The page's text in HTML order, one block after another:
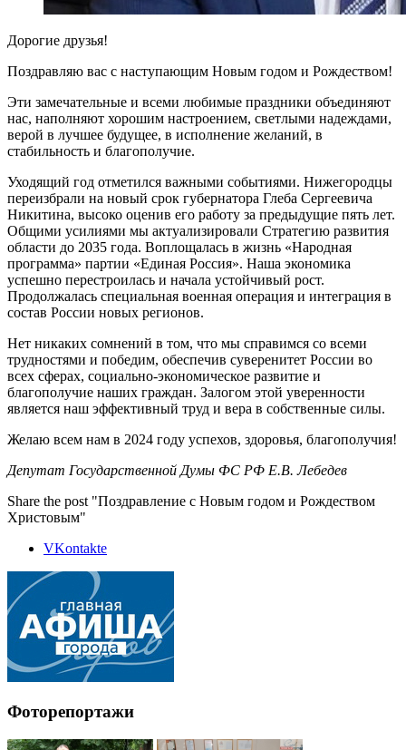
Дорогие друзья!
Поздравляю вас с наступающим Новым годом и Рождеством!
Эти замечательные и всеми любимые праздники объединяют
нас, наполняют хорошим настроением, светлыми надеждами,
верой в лучшее будущее, в исполнение желаний, в
стабильность и благополучие.
Уходящий год отметился важными событиями. Нижегородцы
переизбрали на новый срок губернатора Глеба Сергеевича
Никитина, высоко оценив его работу за предыдущие пять лет.
Общими усилиями мы актуализировали Стратегию развития
области до 2035 года. Воплощалась в жизнь «Народная
программа» партии «Единая Россия». Наша экономика
успешно перестроилась и начала устойчивый рост.
Продолжалась специальная военная операция и интеграция в
состав России новых регионов.
Нет никаких сомнений в том, что мы справимся со всеми
трудностями и победим, обеспечив суверенитет России во
всех сферах, социально-экономическое развитие и
благополучие наших граждан. Залогом этой уверенности
является наш эффективный труд и вера в собственные силы.
Желаю всем нам в 2024 году успехов, здоровья, благополучия!
Депутат Государственной Думы ФС РФ Е.В. Лебедев
Share the post "Поздравление с Новым годом и Рождеством
Христовым"
VKontakte
Фоторепортажи